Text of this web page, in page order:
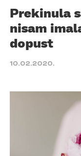
Prekinula
nisam
dopust
10.02.2020.